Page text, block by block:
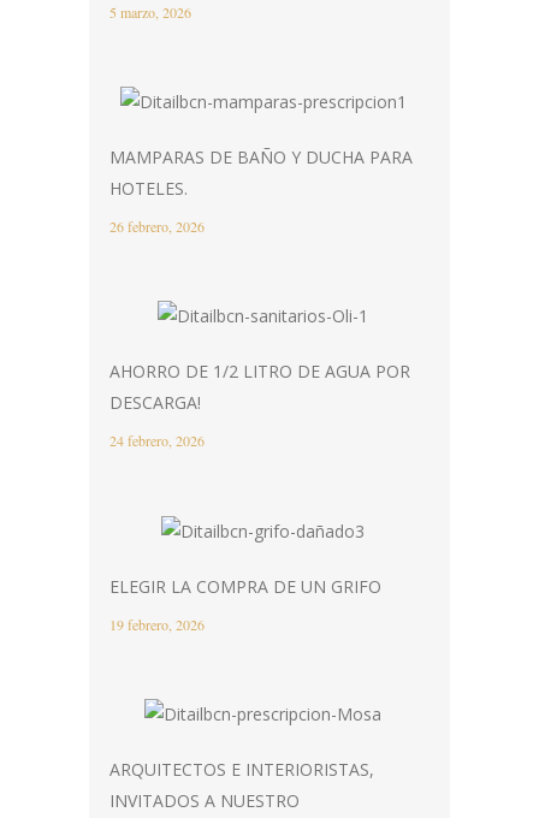
5 marzo, 2026
MAMPARAS DE BAÑO Y DUCHA PARA
HOTELES.
26 febrero, 2026
AHORRO DE 1/2 LITRO DE AGUA POR
DESCARGA!
24 febrero, 2026
ELEGIR LA COMPRA DE UN GRIFO
19 febrero, 2026
ARQUITECTOS E INTERIORISTAS,
INVITADOS A NUESTRO